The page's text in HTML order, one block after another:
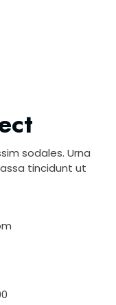
sodales. Urna
tincidunt ut